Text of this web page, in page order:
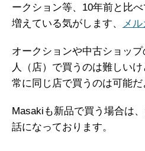
ークション等、10年前と比
増えている気がします、
メル
オークションや中古ショッ
人（店）で買うのは難しい
常に同じ店で買うのは可能だ
Masakiも新品で買う場合は
話になっております。